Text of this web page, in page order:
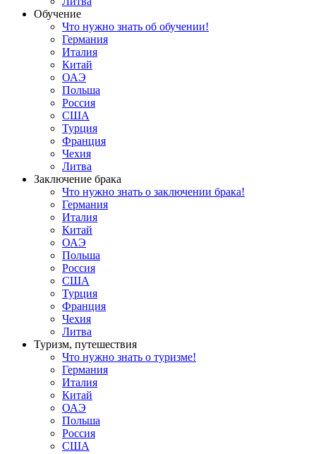
Обучение
Что нужно знать об обучении!
Германия
Италия
Китай
ОАЭ
Польша
Россия
США
Турция
Франция
Чехия
Литва
Заключение брака
Что нужно знать о заключении брака!
Германия
Италия
Китай
ОАЭ
Польша
Россия
США
Турция
Франция
Чехия
Литва
Туризм, путешествия
Что нужно знать о туризме!
Германия
Италия
Китай
ОАЭ
Польша
Россия
США